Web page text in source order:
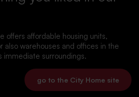
offers affordable housing units,
also warehouses and offices in the
immediate surroundings.
go to the City Home site